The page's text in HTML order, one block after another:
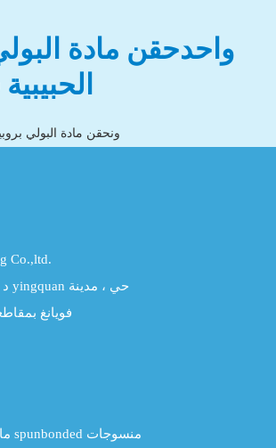
واحدحقن مادة
ونحقن مادة البولي
Co.,ltd.
فويانغ
مادة البولي بروبيلين spunbonded منسوجات